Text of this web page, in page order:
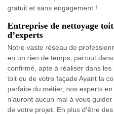
gratuit et sans engagement !
Entreprise de nettoyage
d’experts
Notre vaste réseau de
en un rien de temps, partout
confirmé, apte à réaliser dans
toit ou de votre façade Ayant la
parfaite du métier, nos experts
n’auront aucun mal à vous
de votre projet. En plus d’être